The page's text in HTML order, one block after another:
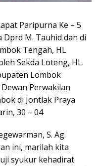
Paripurna Ke – 5
M. Tauhid dan di
Tengah, HL
Sekda Loteng, HL.
Lombok
Perwakilan
di Jontlak Praya
30 – 04
S. Ag.
ini, marilah kita
syukur kehadirat